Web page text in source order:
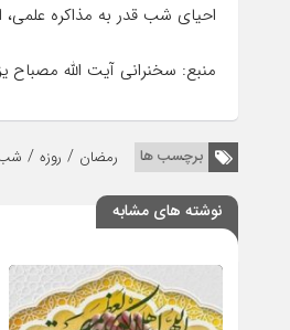
احیای شب قدر به مذاکره
منبع: سخنرانی آیت الله مصباح یزدی –
برچسب ها رمضان / روزه / شب
نوشته های مشابه